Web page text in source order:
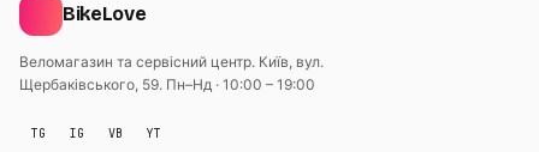
BikeLove
Веломагазин та сервісний центр. Київ, вул.
Щербаківського, 59. Пн–Нд · 10:00 – 19:00
TG IG VB YT